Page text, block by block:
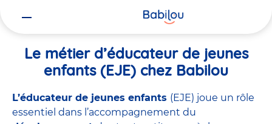
Le métier d’éducateur de jeunes
enfants (EJE) chez Babilou
L’éducateur de jeunes enfants (EJE) joue un rôle
essentiel dans l’accompagnement du